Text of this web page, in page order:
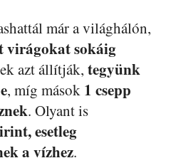
már a világhálón,
virágokat sokáig
azt állítják, tegyünk
, míg mások 1 csepp
. Olyant is
esetleg
a vízhez.